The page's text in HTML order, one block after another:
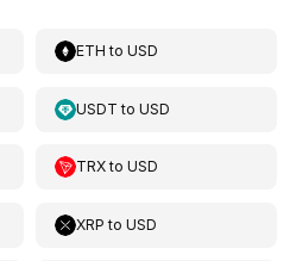
ETH toUSD
USDT toUSD
TRXtoUSD
XRP toUSD